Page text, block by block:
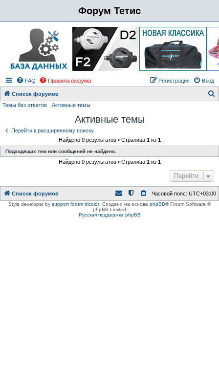
Форум Тетис
FAQ Правила форума Вход
Регистрация
Список форумов
Темы без ответов Активные темы
Активные темы
Перейти к расширенному поиску
Найдено 0 результатов • Страница 1из 1
Подходящих тем или сообщений не найдено.
Найдено 0 результатов • Страница 1из 1
Перейти
Список форумов Часовой пояс: UTC+03:00
Style developer by support forum tricolor, Создано на основе phpBB® Forum Software ©
phpBB Limited
Русская поддержка phpBB